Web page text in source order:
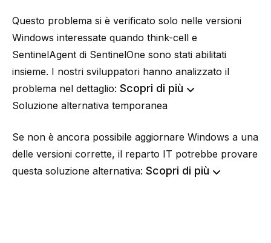
Questo problema si è verificato solo nelle versioni
Windows interessate quando think-cell e
SentinelAgent di SentinelOne sono stati abilitati
insieme. I nostri sviluppatori hanno analizzato il
problema nel dettaglio: Scopri di più
Soluzione alternativa temporanea
Se non è ancora possibile aggiornare Windows a una
delle versioni corrette, il reparto IT potrebbe provare
questa soluzione alternativa: Scopri di più